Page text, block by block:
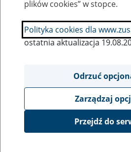
SZUKAJ
Ukryj wszystkie pozycje bazy
plików cookies” w stopce.
Polityka cookies dla
ostatnia aktualizacja
Odrzuć
Zarządzaj
Przejdź do